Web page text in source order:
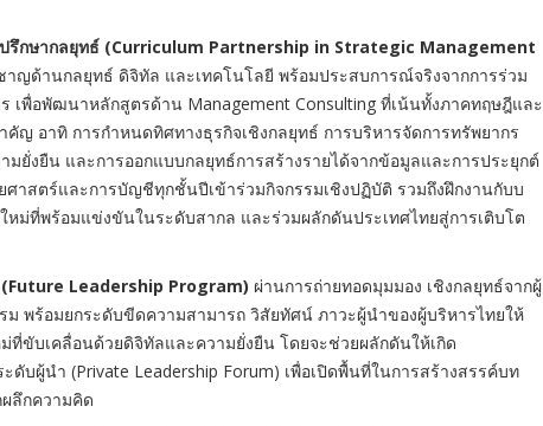
รึกษากลยุทธ์ (Curriculum Partnership in Strategic Management
ญด้านกลยุทธ์ ดิจิทัล และเทคโนโลยี พร้อมประสบการณ์จริงจากการร่วม
เพื่อพัฒนาหลักสูตรด้าน Management Consulting ที่เน้นทั้งภาคทฤษฎีและ
คัญ อาทิ การกำหนดทิศทางธุรกิจเชิงกลยุทธ์ การบริหารจัดการทรัพยากร
ยั่งยืน และการออกแบบกลยุทธ์การสร้างรายได้จากข้อมูลและการประยุกต์
สตร์และการบัญชีทุกชั้นปีเข้าร่วมกิจกรรมเชิงปฏิบัติ รวมถึงฝึกงานกับบ
ม่ที่พร้อมแข่งขันในระดับสากล และร่วมผลักดันประเทศไทยสู่การเติบโต
Leadership Program) ผ่านการถ่ายทอดมุมมอง เชิงกลยุทธ์จากผู้
พร้อมยกระดับขีดความสามารถ วิสัยทัศน์ ภาวะผู้นำของผู้บริหารไทยให้
ที่ขับเคลื่อนด้วยดิจิทัลและความยั่งยืน โดยจะช่วยผลักดันให้เกิด
บผู้นำ (Private Leadership Forum) เพื่อเปิดพื้นที่ในการสร้างสรรค์บท
ลึกความคิด